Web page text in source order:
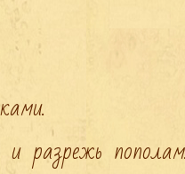
разрежь пополам.